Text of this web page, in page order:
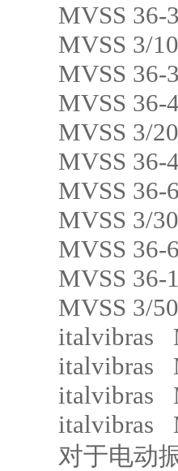
MVSS 36-
MVSS 3/
MVSS 36-
MVSS 36-
MVSS 3/
MVSS 36-
MVSS 36-
MVSS 3/
MVSS 36-
MVSS 36-
MVSS 3/
italvibras
italvibras
italvibras
italvibras
对于电动